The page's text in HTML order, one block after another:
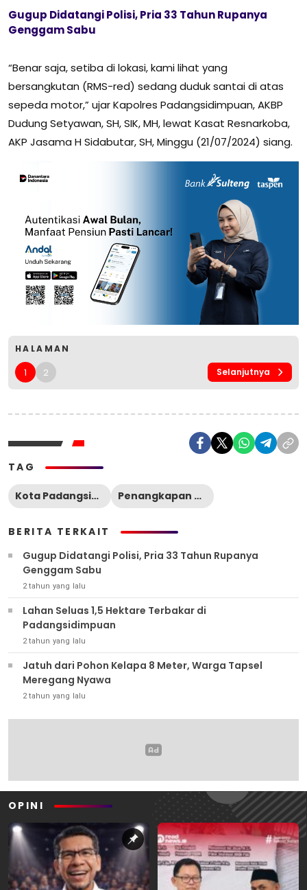
Gugup Didatangi Polisi, Pria 33 Tahun Rupanya
Genggam Sabu
“Benar saja, setiba di lokasi, kami lihat yang
bersangkutan (RMS-red) sedang duduk santai di atas
sepeda motor,” ujar Kapolres Padangsidimpuan, AKBP
Dudung Setyawan, SH, SIK, MH, lewat Kasat Resnarkoba,
AKP Jasama H Sidabutar, SH, Minggu (21/07/2024) siang.
HALAMAN
1 2 Selanjutnya
TAG
Kota Padangsidimpuan Penangkapan Peredaran Ganja
BERITA TERKAIT
Gugup Didatangi Polisi, Pria 33 Tahun Rupanya
Genggam Sabu
2 tahun yang lalu
Lahan Seluas 1,5 Hektare Terbakar di
Padangsidimpuan
2 tahun yang lalu
Jatuh dari Pohon Kelapa 8 Meter, Warga Tapsel
Meregang Nyawa
2 tahun yang lalu
OPINI